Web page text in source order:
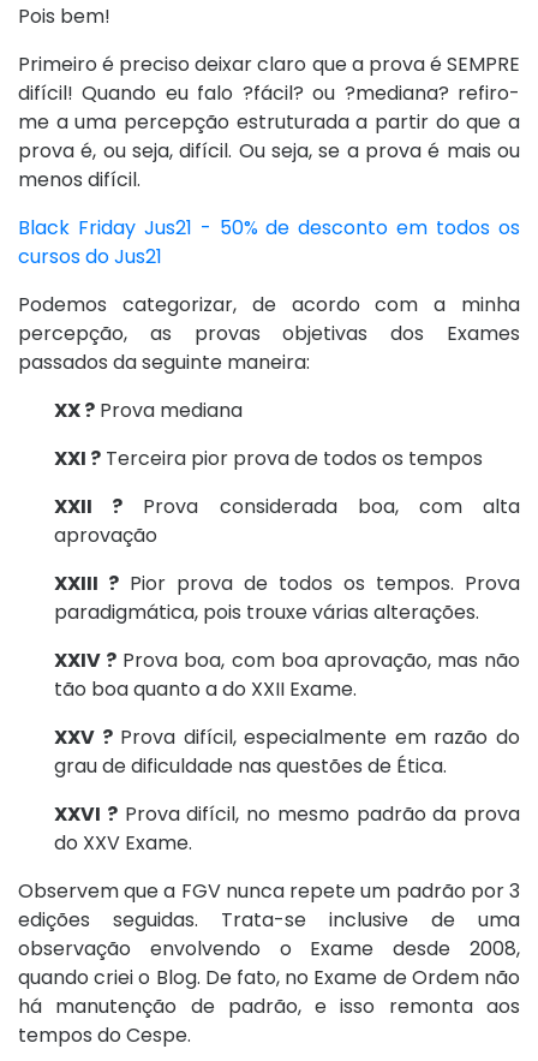
Pois bem!
Primeiro é preciso deixar claro que a prova é SEMPRE
difícil! Quando eu falo ?fácil? ou ?mediana? refiro-
me a uma percepção estruturada a partir do que a
prova é, ou seja, difícil. Ou seja, se a prova é mais ou
menos difícil.
Black Friday Jus21 - 50% de desconto em todos os
cursos do Jus21
Podemos categorizar, de acordo com a minha
percepção, as provas objetivas dos Exames
passados da seguinte maneira:
XX ? Prova mediana
XXI ? Terceira pior prova de todos os tempos
XXII ? Prova considerada boa, com alta
aprovação
XXIII ? Pior prova de todos os tempos. Prova
paradigmática, pois trouxe várias alterações.
XXIV ? Prova boa, com boa aprovação, mas não
tão boa quanto a do XXII Exame.
XXV ?Prova difícil, especialmente em razão do
grau de dificuldade nas questões de Ética.
XXVI ?Prova difícil, no mesmo padrão da prova
do XXV Exame.
Observem que a FGV nunca repete um padrão por 3
edições seguidas. Trata-se inclusive de uma
observação envolvendo o Exame desde 2008,
quando criei o Blog. De fato, no Exame de Ordem não
há manutenção de padrão, e isso remonta aos
tempos do Cespe.